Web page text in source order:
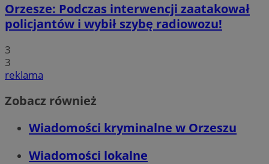
Orzesze: Podczas interwencji zaatakował
policjantów i wybił szybę radiowozu!
3
3
reklama
Zobacz również
Wiadomości kryminalne w Orzeszu
Wiadomości lokalne